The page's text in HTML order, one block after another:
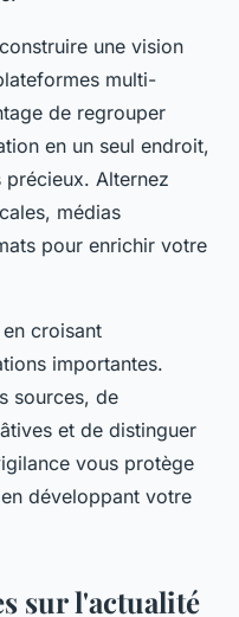
une vision
multi-
de regrouper
en un seul endroit,
Alternez
médias
pour enrichir votre
en croisant
importantes.
sources, de
et de distinguer
vous protège
développant votre
sur l'actualité